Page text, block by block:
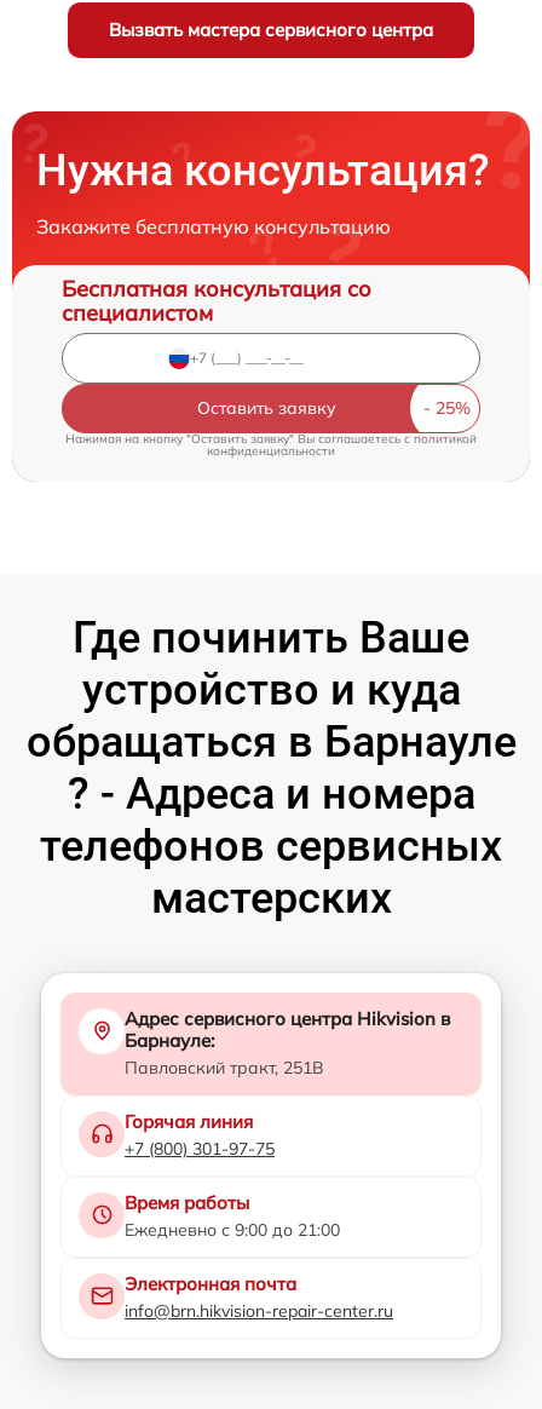
Вызвать мастера сервисного центра
Нужна консультация?
Закажите бесплатную консультацию
Бесплатная консультация со
специалистом
Оставить заявку
Нажимая на кнопку "Оставить заявку" Вы соглашаетесь cполитикой
конфиденциальности
Где починить Ваше
устройство и куда
обращаться в Барнауле
? - Адреса и номера
телефонов сервисных
мастерских
Адрес сервисного центра Hikvision в
Барнауле:
Павловский тракт, 251В
Горячая линия
+7 (800) 301-97-75
Время работы
Ежедневно с 9:00 до 21:00
Электронная почта
info@brn.hikvision-repair-center.ru